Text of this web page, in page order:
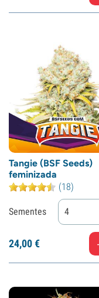
Tangie (BSF Seeds)
feminizada
(18)
Sementes 4
24,00€